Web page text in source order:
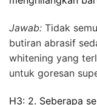
Jawab: Tidak
butiran abrasif
whitening yang
untuk goresan
H3: 2. Seberapa